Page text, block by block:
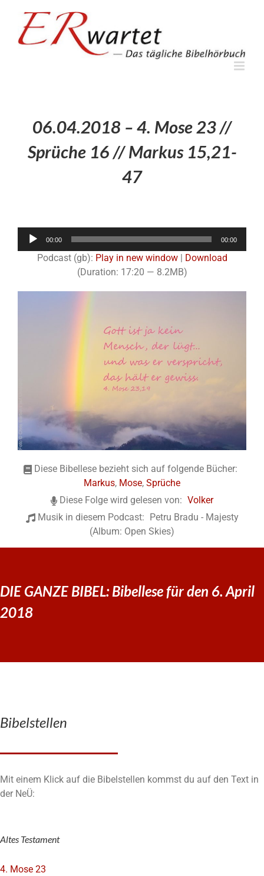
springen
06.04.2018 – 4. Mose 23 //
Sprüche 16 // Markus 15,21-
47
Audio-
00:00 00:00
Podcast (gb): Play in new window|
Download
(Duration: 17:20 — 8.2MB)
Diese Bibellese bezieht sich auf folgende Bücher:
Markus, Mose, Sprüche
Diese Folge wird gelesen von: Volker
Musik in diesem Podcast: Petru Bradu - Majesty
(Album: Open Skies)
DIE GANZE BIBEL: Bibellese für den 6. April
2018
Bibelstellen
Mit einem Klick auf die Bibelstellen kommst du auf den Text in
der NeÜ:
Altes Testament
4. Mose 23